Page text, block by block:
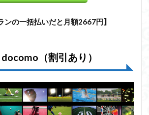
ンの一括払いだと月額2667円】
（割引あり）